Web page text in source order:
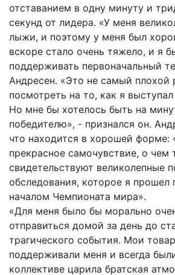
отставанием в одну минуту и
секунд от лидера. «У меня
лыжи, и поэтому у меня был
вскоре стало очень тяжело, и я
поддерживать первоначальный
Андресен. «Это не самый плохой
посмотреть на то, как я
Но мне бы хотелось быть на
победителю», - признался он.
что находится в хорошей форме:
прекрасное самочувствие, о чем
свидетельствуют великолепные
обследования, которое я прошел
началом Чемпионата мира».
«Для меня было бы морально
отправиться домой за день до
трагического события. Мои
поддерживали меня и всегда
коллективе царила братская